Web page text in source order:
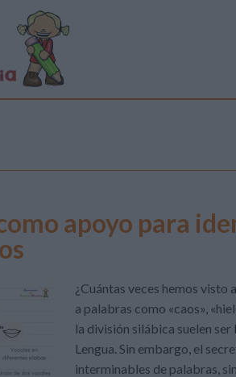
apoyo para
¿Cuántas veces hemos visto
a palabras como «caos»,
la división silábica suelen ser
Lengua. Sin embargo, el
interminables de palabras,